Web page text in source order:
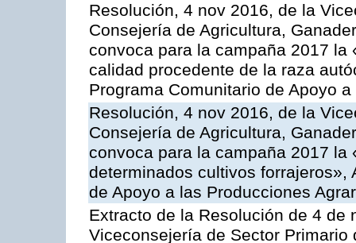
Resolución, 4 nov 2016, de la
Consejería de Agricultura,
convoca para la campaña 2017
calidad procedente de la raza
Programa Comunitario de Apoyo
Resolución, 4 nov 2016, de la
Consejería de Agricultura,
convoca para la campaña 2017 la
determinados cultivos forrajeros»,
de Apoyo a las Producciones
Extracto de la Resolución de 4 de
Viceconsejería de Sector